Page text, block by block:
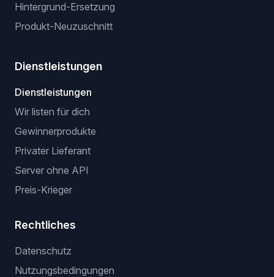
Hintergrund-Ersetzung
Produkt-Neuzuschnitt
Dienstleistungen
Dienstleistungen
Wir listen für dich
Gewinnerprodukte
Privater Lieferant
Server ohne API
Preis-Krieger
Rechtliches
Datenschutz
Nutzungsbedingungen